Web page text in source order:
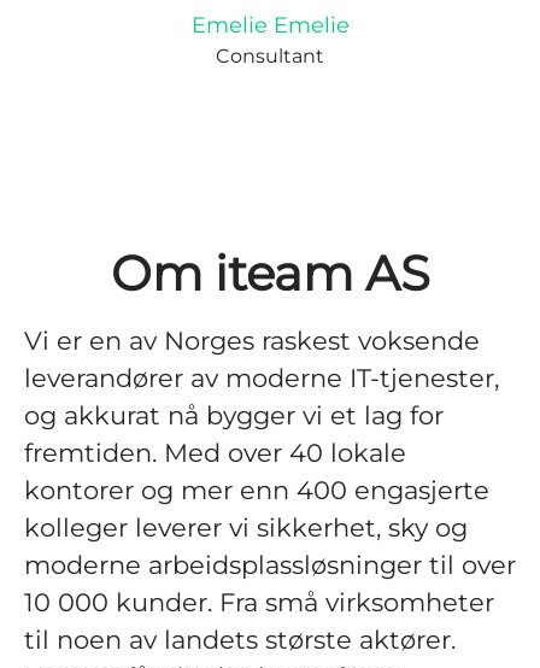
Emelie Emelie
Consultant
Om iteam AS
Vi er en av Norges raskest voksende
leverandører av moderne IT-tjenester,
og akkurat nå bygger vi et lag for
fremtiden. Med over 40 lokale
kontorer og mer enn 400 engasjerte
kolleger leverer vi sikkerhet, sky og
moderne arbeidsplassløsninger til over
10 000 kunder. Fra små virksomheter
til noen av landets største aktører.